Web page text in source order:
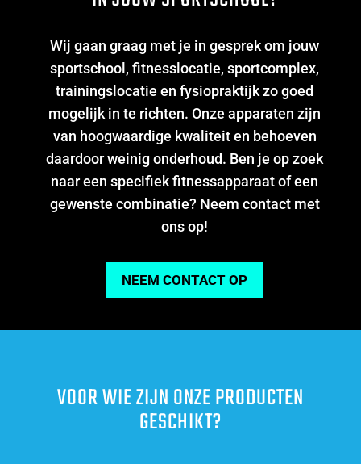
Wij gaan graag met je in gesprek om jouw
sportschool, fitnesslocatie, sportcomplex,
trainingslocatie en fysiopraktijk zo goed
mogelijk in te richten. Onze apparaten zijn
van hoogwaardige kwaliteit en behoeven
daardoor weinig onderhoud. Ben je op zoek
naar een specifiek fitnessapparaat of een
gewenste combinatie? Neem contact met
ons op!
NEEM CONTACT OP
VOOR WIE ZIJN ONZE PRODUCTEN
GESCHIKT?